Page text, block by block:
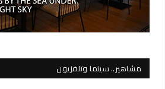
مشاهير.. سينما وتلفزيون